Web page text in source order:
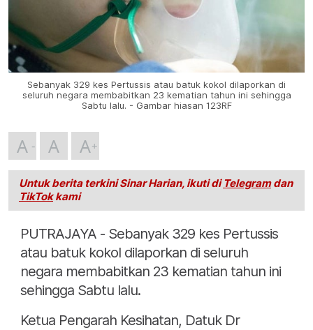
Sebanyak 329 kes Pertussis atau batuk kokol dilaporkan di
seluruh negara membabitkan 23 kematian tahun ini sehingga
Sabtu lalu. - Gambar hiasan 123RF
A A A
Untuk berita terkini Sinar Harian, ikuti di Telegramdan
TikTokkami
PUTRAJAYA - Sebanyak 329 kes Pertussis
atau batuk kokol dilaporkan di seluruh
negara membabitkan 23 kematian tahun ini
sehingga Sabtu lalu.
Ketua Pengarah Kesihatan, Datuk Dr